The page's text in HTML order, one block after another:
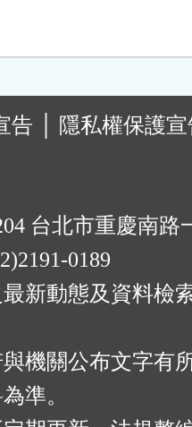
告
隱私權保護
台北市重慶南路
0189
新動態及資料檢
機關公布文字有
準。